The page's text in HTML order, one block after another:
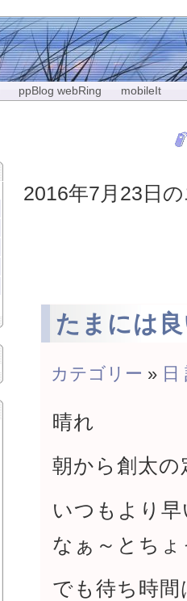
ppBlog webRing mobileIt
2016年7月23日
たまには
カテゴリー » 日
晴れ
朝から創太の
いつもより
なぁ～とち
でも待ち時